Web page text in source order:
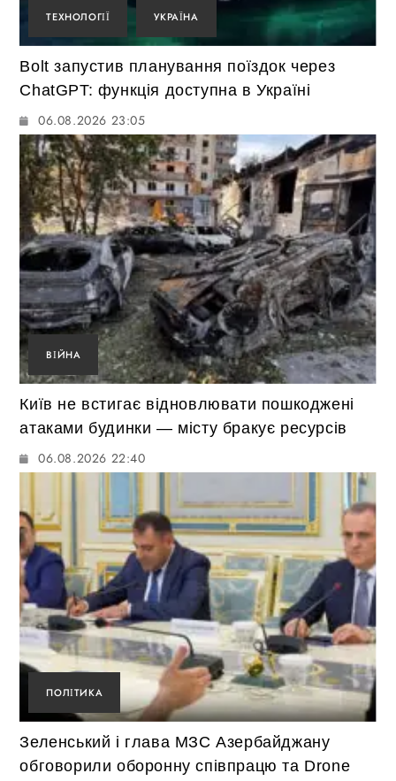
ТЕХНОЛОГІЇ УКРАЇНА
Bolt запустив планування поїздок через
ChatGPT: функція доступна в Україні
06.08.2026 23:05
ВІЙНА
Київ не встигає відновлювати пошкоджені
атаками будинки — місту бракує ресурсів
06.08.2026 22:40
ПОЛІТИКА
Зеленський і глава МЗС Азербайджану
обговорили оборонну співпрацю та Drone